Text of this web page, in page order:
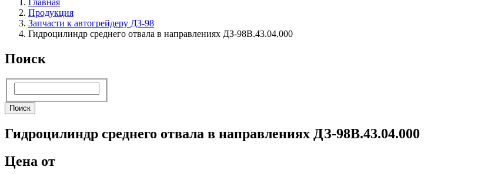
Главная
Продукция
Запчасти к автогрейдеру ДЗ-98
Гидроцилиндр среднего отвала в направлениях ДЗ-98В.43.04.000
Поиск
Поиск
Гидроцилиндр среднего отвала в направлениях ДЗ-98В.43.04.000
Цена от